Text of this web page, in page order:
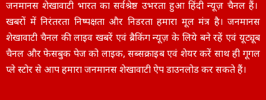
जनमानस शेखावाटी भारत का सर्वश्रेष्ठ उभरता हुआ हिंदी न्यूज़ चैनल हैं।
खबरों में निरंतरता निष्पक्षता और निडरता हमारा मूल मंत्र है। जनमानस
शेखावाटी चैनल की लाइव खबरें एवं ब्रैकिंग न्यूज़ के लिये बने रहें एवं यूट्यूब
चैनल और फेसबुक पेज को लाइक, सब्सक्राइब एवं शेयर करें साथ ही गूगल
प्ले स्टोर से आप हमारा जनमानस शेखावाटी ऐप डाउनलोड कर सकते हैं।